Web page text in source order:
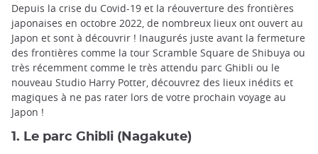
Depuis la crise du Covid-19 et la réouverture des frontières
japonaises en octobre 2022, de nombreux lieux ont ouvert au
Japon et sont à découvrir ! Inaugurés juste avant la fermeture
des frontières comme la tour Scramble Square de Shibuya ou
très récemment comme le très attendu parc Ghibli ou le
nouveau Studio Harry Potter, découvrez des lieux inédits et
magiques à ne pas rater lors de votre prochain voyage au
Japon !
1. Le parc Ghibli (Nagakute)